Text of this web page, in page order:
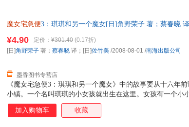
魔女宅急便3：琪琪和另一个魔女[日]角野荣子 著；蔡春晓
《魔女宅急便3：琪琪和另一个魔女》中的故事要从十六年
小镇。一个名叫琪琪的小女孩就出生在这里。女孩有一个
魔女。也就是说，琪琪有一半魔女的血统。十岁那年，琪琪
会使什么高超的魔法。妈妈柯琪莉不仅会骑着扫帚在天上
¥4.90 定价： ¥301.40 (0.17折)
墨香图书专营店
[日]角野荣子 著； 蔡春晓 译；[日]佐竹美 /2008-08-01 /南海出版公司
加入购物车 收藏